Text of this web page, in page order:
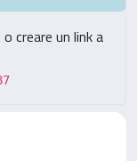
creare un link a